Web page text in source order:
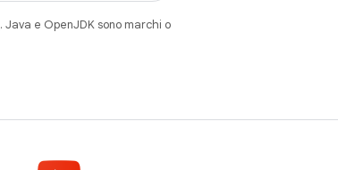
. Java e OpenJDK sono marchi o